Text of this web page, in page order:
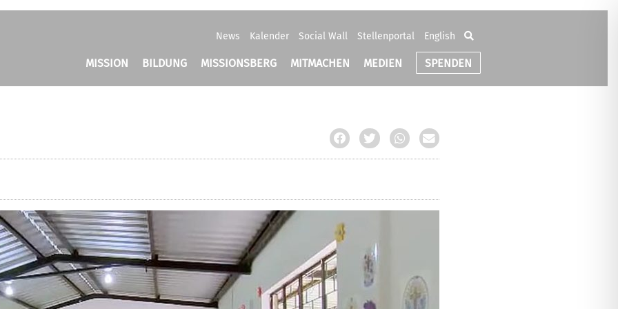
News Kalender Social Wall Stellenportal English
MISSION BILDUNG MISSIONSBERG MITMACHEN MEDIEN SPENDEN